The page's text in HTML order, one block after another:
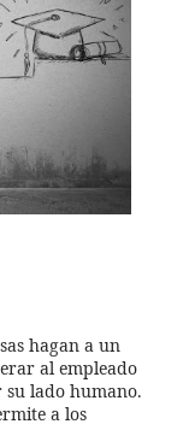
hagan a un
al empleado
su lado humano.
a los